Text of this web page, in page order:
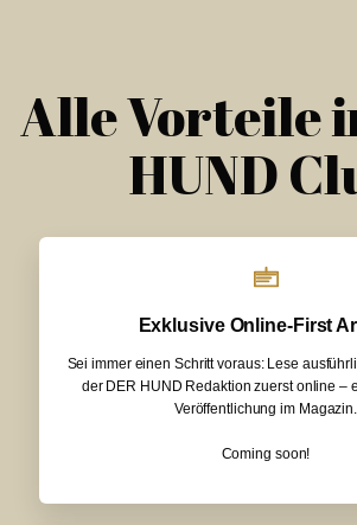
Alle Vorteile
HUND
Exklusive Online-First
Sei immer einen Schritt voraus: Lese
der DER HUND Redaktion zuerst online –
Veröffentlichung im Magazin.
Coming soon!